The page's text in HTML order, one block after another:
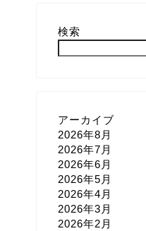
検索
アーカイブ
2026年8月
2026年7月
2026年6月
2026年5月
2026年4月
2026年3月
2026年2月